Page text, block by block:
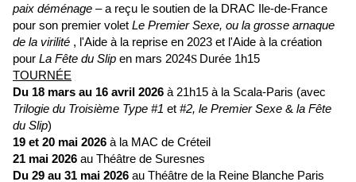
paix déménage – a reçu le soutien de la DRAC Ile-de-France
pour son premier volet Le Premier Sexe, ou la grosse arnaque
de la virilité , l'Aide à la reprise en 2023 et l'Aide à la création
pour La Fête du Slip en mars 2024S Durée 1h15
TOURNÉE
Du 18 mars au 16 avril 2026 à 21h15 à la Scala-Paris (avec
Trilogie du Troisième Type #1 et #2, le Premier Sexe & la Fête
du Slip)
19 et 20 mai 2026 à la MAC de Créteil
21 mai 2026 au Théâtre de Suresnes
Du 29 au 31 mai 2026 au Théâtre de la Reine Blanche Paris